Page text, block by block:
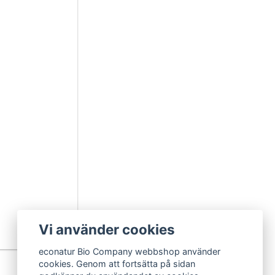
Vi använder cookies
econatur Bio Company webbshop använder
cookies. Genom att fortsätta på sidan